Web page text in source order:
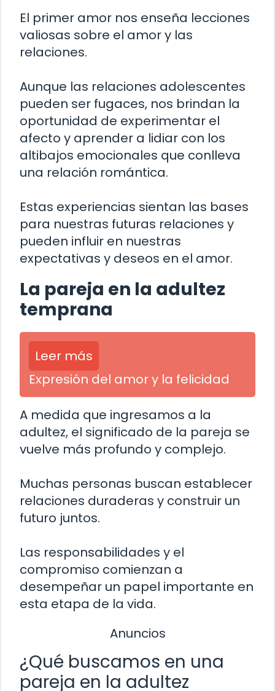
El primer amor nos enseña lecciones
valiosas sobre el amor y las
relaciones.
Aunque las relaciones adolescentes
pueden ser fugaces, nos brindan la
oportunidad de experimentar el
afecto y aprender a lidiar con los
altibajos emocionales que conlleva
una relación romántica.
Estas experiencias sientan las bases
para nuestras futuras relaciones y
pueden influir en nuestras
expectativas y deseos en el amor.
La pareja en la adultez
temprana
Leer más
Expresión del amor y la felicidad
A medida que ingresamos a la
adultez, el significado de la pareja se
vuelve más profundo y complejo.
Muchas personas buscan establecer
relaciones duraderas y construir un
futuro juntos.
Las responsabilidades y el
compromiso comienzan a
desempeñar un papel importante en
esta etapa de la vida.
Anuncios
¿Qué buscamos en una
pareja en la adultez